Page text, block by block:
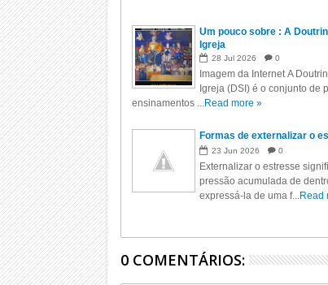
Um pouco sobre : A
Igreja
28 Jul 2026 0
Imagem da Internet A
Igreja (DSI) é o conjunto de
ensinamentos ... Read more »
Formas de externalizar o
23 Jun 2026 0
Externalizar o estresse
pressão acumulada de
expressá-la de uma f... Read
0 COMENTÁRIOS: